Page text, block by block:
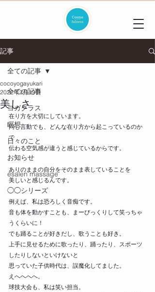
記事
全ての記事
ヨガクラス
瞑想
日々のこと
お知らせ
esalen massage
◯◯シリーズ
全ての記事
美しさ
cocoyogayukari
2022年2月19日
在り方を大切にしています。
同じ言動でも、どんな在り方から起こっているのか
で
伝わる空気感が違うと感じているからです。
ありのままの自分をそのまま表していることを
美しいと感じるんです。
例えば、私は恐ろしく音痴です。
音も体を動かすことも、まーびっくりして笑っちゃ
うくらいに！
でも踊ることが好きだし、歌うことも好き。
上手に見せるために歌ったり、踊ったり、スポーツ
したりしないといけないと
思っていた子供時代は、誤魔化してました。
えへへへへ。
球技大会も、私は笑い担当。